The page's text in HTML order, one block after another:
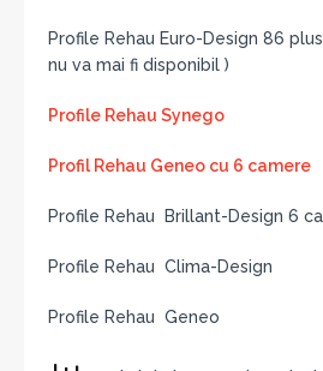
Profile Rehau Euro-Design 86
nu va mai fi disponibil )
Profile Rehau Synego
Profil Rehau Geneo cu 6 camere
Profile Rehau Brillant-Design 6
Profile Rehau Clima-Design
Profile Rehau Geneo